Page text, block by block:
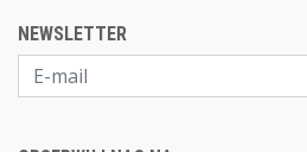
NEWSLETTER